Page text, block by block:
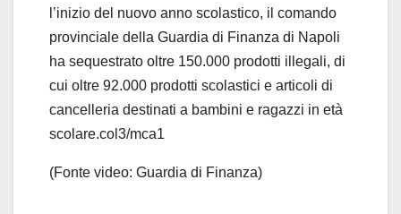
V
i
d
o
l’inizio del nuovo anno scolastico, il comando
provinciale della Guardia di Finanza di Napoli
ha sequestrato oltre 150.000 prodotti illegali, di
cui oltre 92.000 prodotti scolastici e articoli di
cancelleria destinati a bambini e ragazzi in età
scolare.col3/mca1
(Fonte video: Guardia di Finanza)